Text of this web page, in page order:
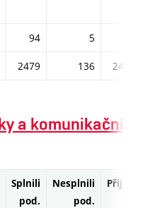
94 5
2479 136 2474
a komunikačních
Splnili
pod.
Nesplnili
pod.
Přijati